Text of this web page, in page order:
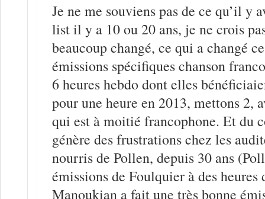
Je ne me souviens pas de ce qu’il y
list il y a 10 ou 20 ans, je ne crois
beaucoup changé, ce qui a changé
émissions spécifiques chanson
6 heures hebdo dont elles
pour une heure en 2013, mettons 2,
qui est à moitié francophone. Et du
génère des frustrations chez les
nourris de Pollen, depuis 30 ans
émissions de Foulquier à des heures
Manoukian a fait une très bonne